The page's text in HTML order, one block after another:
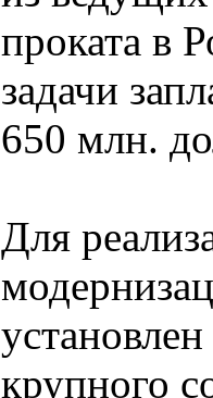
проката в
задачи
650 млн.
Для
крупного